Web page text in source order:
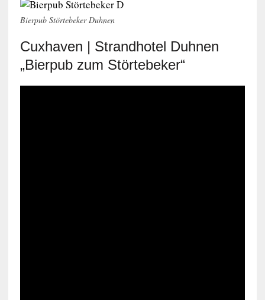
Bierpub Störtebeker Duhnen
Cuxhaven | Strandhotel Duhnen
„Bierpub zum Störtebeker“